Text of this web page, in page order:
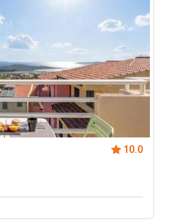
10.0